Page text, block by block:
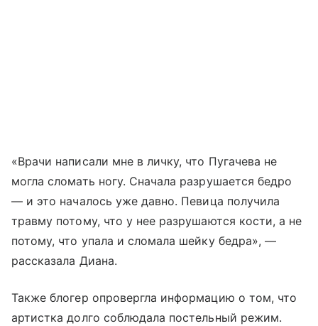
«Врачи написали мне в личку, что Пугачева не
могла сломать ногу. Сначала разрушается бедро
— и это началось уже давно. Певица получила
травму потому, что у нее разрушаются кости, а не
потому, что упала и сломала шейку бедра», —
рассказала Диана.
Также блогер опровергла информацию о том, что
артистка долго соблюдала постельный режим.